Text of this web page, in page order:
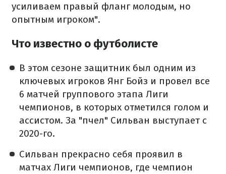
усиливаем правый фланг молодым, но
опытным игроком".
Что известно о футболисте
В этом сезоне защитник был одним из
ключевых игроков Янг Бойз и провел все
6 матчей группового этапа Лиги
чемпионов, в которых отметился голом и
ассистом. За "пчел" Сильван выступает с
2020-го.
Сильван прекрасно себя проявил в
матчах Лиги чемпионов, где чемпион